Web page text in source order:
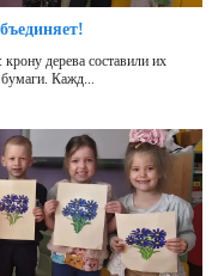
дерева составили их
бумаги. Кажд...